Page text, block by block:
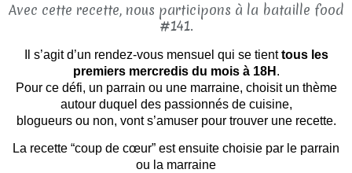
Avec cette recette, nous participons à la bataille food
#141.
Il s’agit d’un rendez-vous mensuel qui se tienttous les
premiers mercredis du mois à 18H .
Pour ce défi, un parrain ou une marraine, choisit un thème
autour duquel des passionnés de cuisine,
blogueurs ou non, vont s’amuser pour trouver une recette.
La recette “coup de cœur” est ensuite choisie par le parrain
ou la marraine